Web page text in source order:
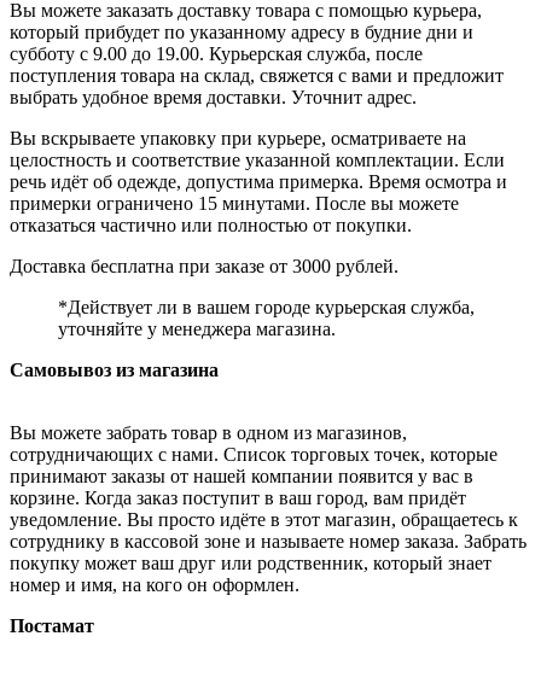
Вы можете заказать доставку товара с помощью курьера,
который прибудет по указанному адресу в будние дни и
субботу с 9.00 до 19.00. Курьерская служба, после
поступления товара на склад, свяжется с вами и предложит
выбрать удобное время доставки. Уточнит адрес.
Вы вскрываете упаковку при курьере, осматриваете на
целостность и соответствие указанной комплектации. Если
речь идёт об одежде, допустима примерка. Время осмотра и
примерки ограничено 15 минутами. После вы можете
отказаться частично или полностью от покупки.
Доставка бесплатна при заказе от 3000 рублей.
*Действует ли в вашем городе курьерская служба,
уточняйте у менеджера магазина.
Самовывоз из магазина
Вы можете забрать товар в одном из магазинов,
сотрудничающих с нами. Список торговых точек, которые
принимают заказы от нашей компании появится у вас в
корзине. Когда заказ поступит в ваш город, вам придёт
уведомление. Вы просто идёте в этот магазин, обращаетесь к
сотруднику в кассовой зоне и называете номер заказа. Забрать
покупку может ваш друг или родственник, который знает
номер и имя, на кого он оформлен.
Постамат